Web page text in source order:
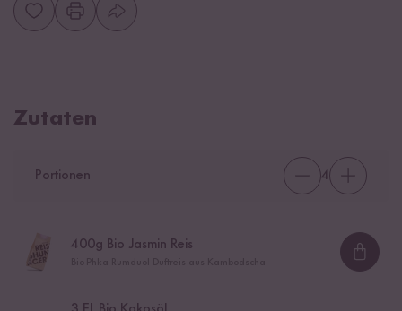
Zutaten
Portionen 4
400g Bio Jasmin Reis